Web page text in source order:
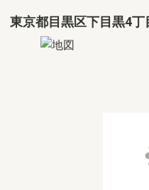
東京都目黒区下目黒4